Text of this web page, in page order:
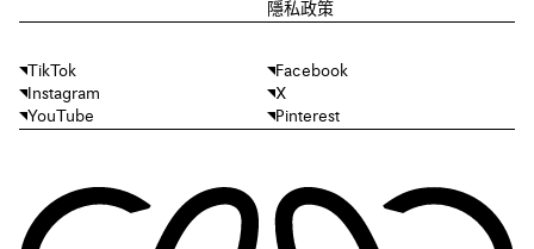
隱私政策
TikTok
Facebook
Instagram
X
YouTube
Pinterest